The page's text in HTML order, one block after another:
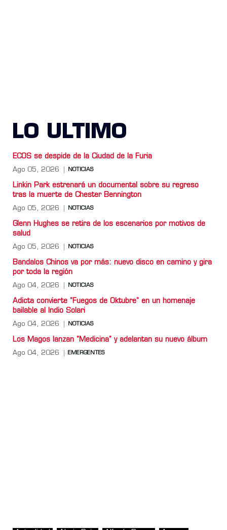
LO ULTIMO
ECOS se despide de la Ciudad de la Furia
Ago 05, 2026 NOTICIAS
Linkin Park estrenará un documental sobre su regreso
tras la muerte de Chester Bennington
Ago 05, 2026 NOTICIAS
Glenn Hughes se retira de los escenarios por motivos de
salud
Ago 05, 2026 NOTICIAS
Bandalos Chinos va por más: nuevo disco en camino y gira
por toda la región
Ago 04, 2026 NOTICIAS
Adicta convierte "Fuegos de Oktubre" en un homenaje
bailable al Indio Solari
Ago 04, 2026 NOTICIAS
Los Magos lanzan "Medicina" y adelantan su nuevo álbum
Ago 04, 2026 EMERGENTES